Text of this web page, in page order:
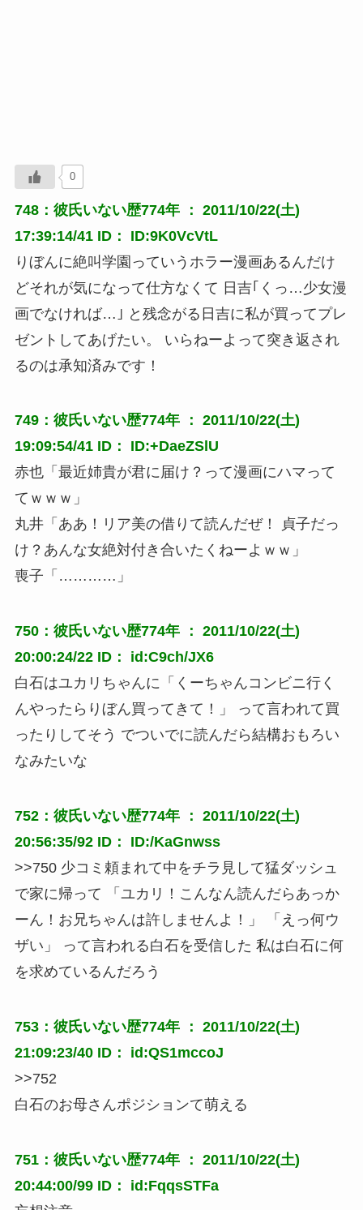
0
748：彼氏いない歴774年 ： 2011/10/22(土)
17:39:14/41 ID： ID:9K0VcVtL
りぼんに絶叫学園っていうホラー漫画あるんだけ
どそれが気になって仕方なくて 日吉｢くっ…少女漫
画でなければ…｣ と残念がる日吉に私が買ってプレ
ゼントしてあげたい。 いらねーよって突き返され
るのは承知済みです！
749：彼氏いない歴774年 ： 2011/10/22(土)
19:09:54/41 ID： ID:+DaeZSlU
赤也「最近姉貴が君に届け？って漫画にハマって
てｗｗｗ」
丸井「ああ！リア美の借りて読んだぜ！ 貞子だっ
け？あんな女絶対付き合いたくねーよｗｗ」
喪子「…………」
750：彼氏いない歴774年 ： 2011/10/22(土)
20:00:24/22 ID： id:C9ch/JX6
白石はユカリちゃんに「くーちゃんコンビニ行く
んやったらりぼん買ってきて！」 って言われて買
ったりしてそう でついでに読んだら結構おもろい
なみたいな
752：彼氏いない歴774年 ： 2011/10/22(土)
20:56:35/92 ID： ID:/KaGnwss
>>750 少コミ頼まれて中をチラ見して猛ダッシュ
で家に帰って 「ユカリ！こんなん読んだらあっか
ーん！お兄ちゃんは許しませんよ！」 「えっ何ウ
ザい」 って言われる白石を受信した 私は白石に何
を求めているんだろう
753：彼氏いない歴774年 ： 2011/10/22(土)
21:09:23/40 ID： id:QS1mccoJ
>>752
白石のお母さんポジションて萌える
751：彼氏いない歴774年 ： 2011/10/22(土)
20:44:00/99 ID： id:FqqsSTFa